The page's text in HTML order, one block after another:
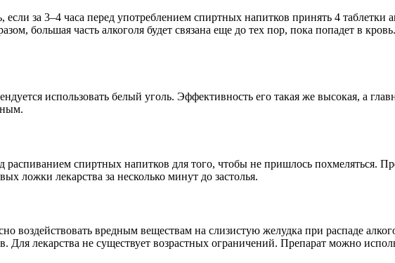
за 3–4 часа перед употреблением спиртных напитков принять 4
большая часть алкоголя будет связана еще до тех пор, пока попадет в
использовать белый уголь. Эффективность его такая же высокая, а
распиванием спиртных напитков для того, чтобы не пришлось похмеляться.
ложки лекарства за несколько минут до застолья.
воздействовать вредным веществам на слизистую желудка при распаде
Для лекарства не существует возрастных ограничений. Препарат можно